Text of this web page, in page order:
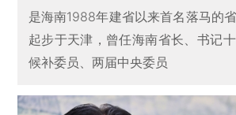
是海南1988年建省以来首名落马的
起步于天津，曾任海南省长、书记
候补委员、两届中央委员